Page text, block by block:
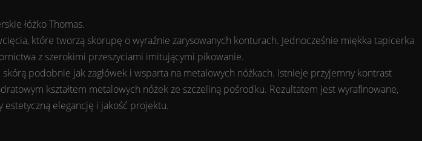
łóżko Thomas.
które tworzą skorupę o wyraźnie zarysowanych konturach. Jednocześnie miękka tapicerka
z szerokimi przeszyciami imitującymi pikowanie.
podobnie jak zagłówek i wsparta na metalowych nóżkach. Istnieje przyjemny kontrast
kształtem metalowych nóżek ze szczeliną pośrodku. Rezultatem jest wyrafinowane,
estetyczną elegancję i jakość projektu.